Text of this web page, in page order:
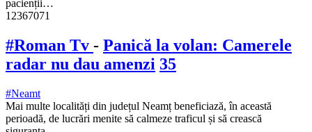
pacienții…
12367071
#Roman Tv - Panică la volan: Camerele
radar nu dau amenzi 35
#Neamt
Mai multe localități din județul Neamț beneficiază, în această
perioadă, de lucrări menite să calmeze traficul și să crească